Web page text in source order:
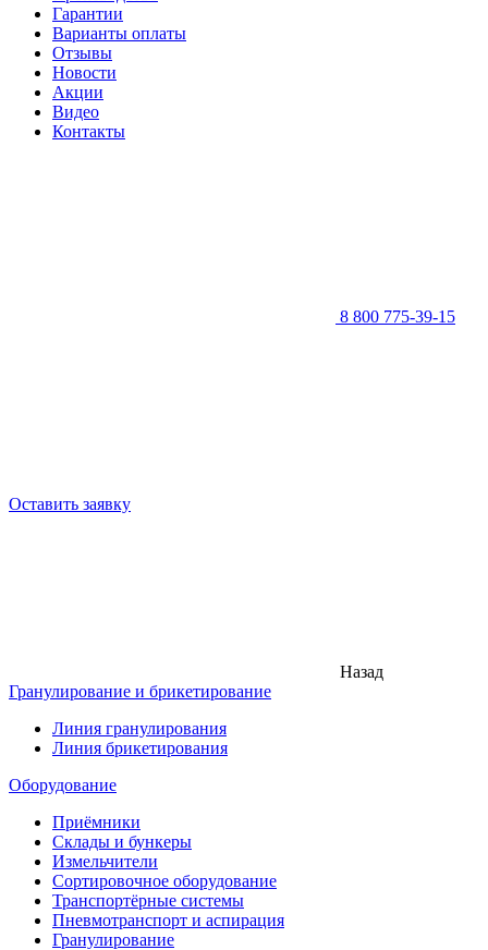
Гарантии
Варианты оплаты
Отзывы
Новости
Акции
Видео
Контакты
8 800 775-39-15
Оставить заявку
Назад
Гранулирование и брикетирование
Линия гранулирования
Линия брикетирования
Оборудование
Приёмники
Склады и бункеры
Измельчители
Сортировочное оборудование
Транспортёрные системы
Пневмотранспорт и аспирация
Гранулирование